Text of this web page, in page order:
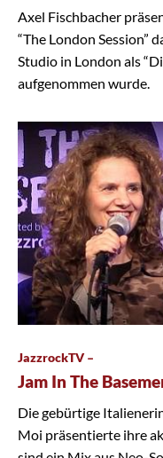
Axel Fischbacher
“The London Session”
Studio in London als
aufgenommen wurde.
JazzrockTV –
Jam In The
Die gebürtige
Moi präsentierte ihre